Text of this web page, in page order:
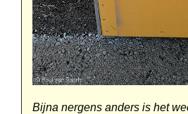
Bijna nergens anders is het